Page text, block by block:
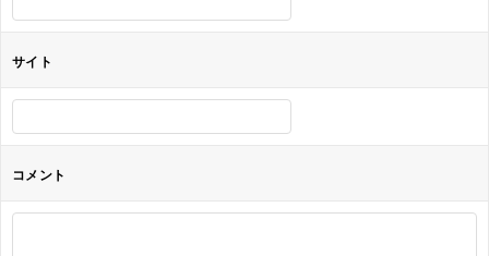
サイト
コメント